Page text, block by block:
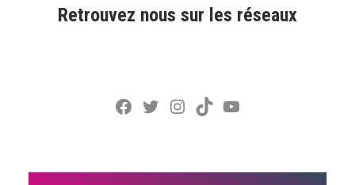
Retrouvez nous sur les réseaux
Facebook
Twitter
Instagram
TikTokYouTube